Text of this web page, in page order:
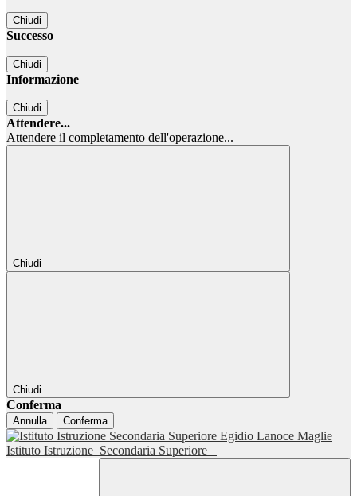
Chiudi
Successo
Chiudi
Informazione
Chiudi
Attendere...
Attendere il completamento dell'operazione...
Chiudi
Chiudi
Conferma
Annulla Conferma
Istituto Istruzione Secondaria Superiore